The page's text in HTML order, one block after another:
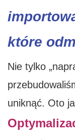
które
Nie tylko
uniknąć. Oto